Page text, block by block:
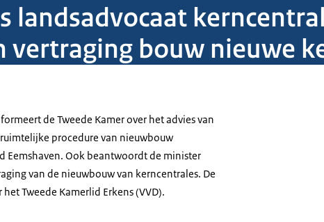
landsadvocaat
bouw nieuwe
de Tweede Kamer over het advies van
procedure van nieuwbouw
Eemshaven. Ook beantwoordt de minister
van de nieuwbouw van kerncentrales. De
Tweede Kamerlid Erkens (VVD).